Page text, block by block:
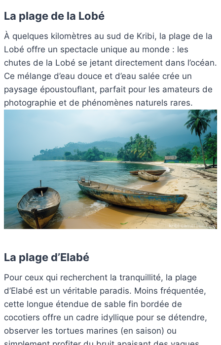
La plage de la Lobé
À quelques kilomètres au sud de Kribi, la plage de la
Lobé offre un spectacle unique au monde : les
chutes de la Lobé se jetant directement dans l’océan.
Ce mélange d’eau douce et d’eau salée crée un
paysage époustouflant, parfait pour les amateurs de
photographie et de phénomènes naturels rares.
La plage d’Elabé
Pour ceux qui recherchent la tranquillité, la plage
d’Elabé est un véritable paradis. Moins fréquentée,
cette longue étendue de sable fin bordée de
cocotiers offre un cadre idyllique pour se détendre,
observer les tortues marines (en saison) ou